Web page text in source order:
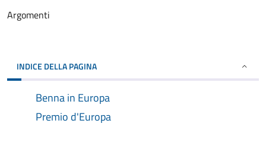
Argomenti
INDICE DELLA PAGINA
Benna in Europa
Premio d'Europa